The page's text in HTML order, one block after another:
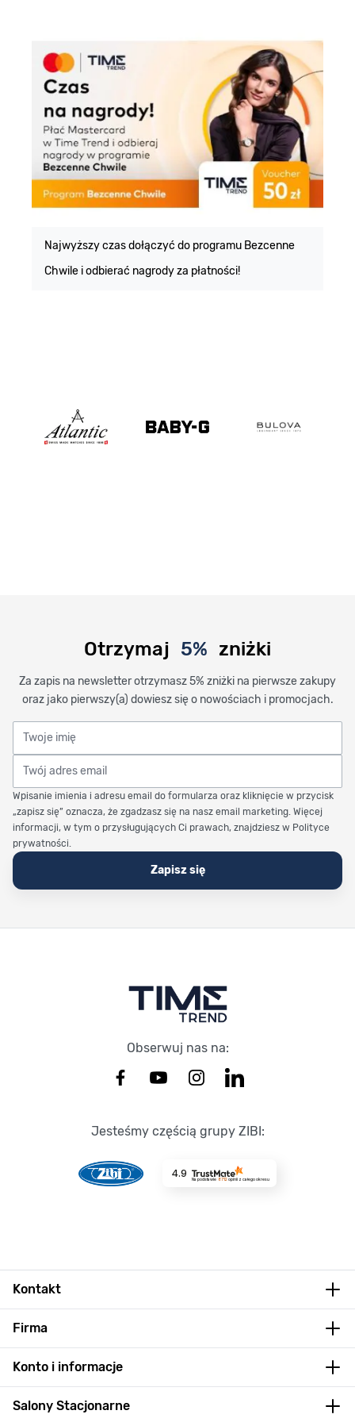
Najwyższy czas dołączyć do programu Bezcenne
Chwile i odbierać nagrody za płatności!
Otrzymaj 5% zniżki
Za zapis na newsletter otrzymasz 5% zniżki na pierwsze zakupy
oraz jako pierwszy(a) dowiesz się o nowościach i promocjach.
Twoje imię
Twój adres email
Wpisanie imienia i adresu email do formularza oraz kliknięcie w przycisk
„zapisz się” oznacza, że zgadzasz się na nasz email marketing. Więcej
informacji, w tym o przysługujących Ci prawach, znajdziesz w Polityce
prywatności.
Zapisz się
Obserwuj nas na:
Jesteśmy częścią grupy ZIBI:
4.9
Na podstawie 8712opinii z całego okresu
Kontakt
Firma
Konto i informacje
Salony Stacjonarne